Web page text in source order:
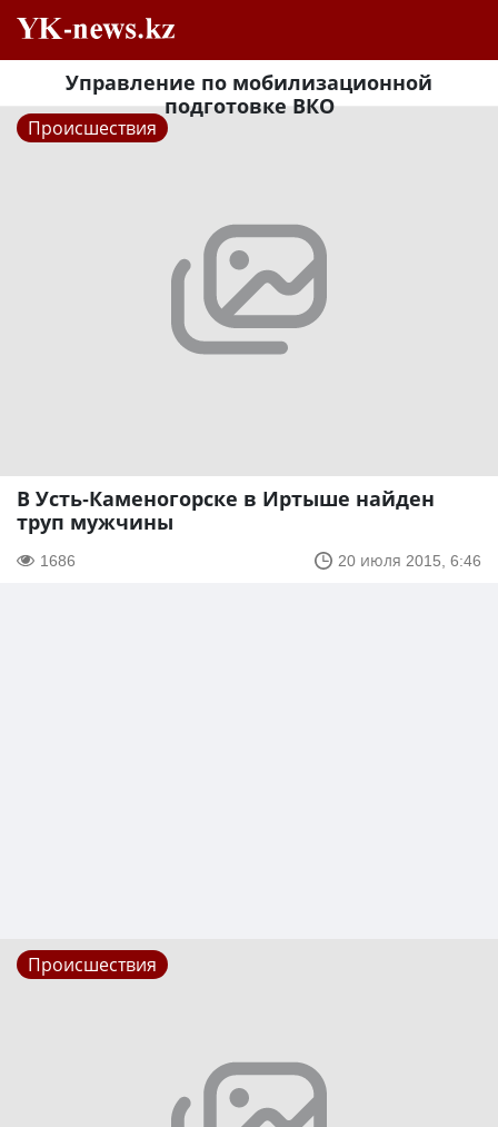
Управление по мобилизационной
подготовке ВКО
Происшествия
В Усть-Каменогорске в Иртыше найден
труп мужчины
1686 20 июля 2015, 6:46
Происшествия